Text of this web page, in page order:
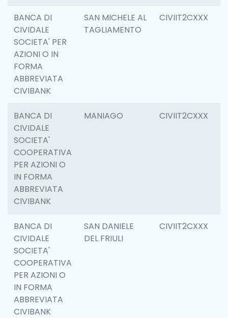
BANCA DI
CIVIDALE
SOCIETA' PER
AZIONI O IN
FORMA
ABBREVIATA
CIVIBANK
SAN MICHELE AL
TAGLIAMENTO
CIVIIT2CXXX
BANCA DI
CIVIDALE
SOCIETA'
COOPERATIVA
PER AZIONI O
IN FORMA
ABBREVIATA
CIVIBANK
MANIAGO CIVIIT2CXXX
BANCA DI
CIVIDALE
SOCIETA'
COOPERATIVA
PER AZIONI O
IN FORMA
ABBREVIATA
CIVIBANK
SAN DANIELE
DEL FRIULI
CIVIIT2CXXX